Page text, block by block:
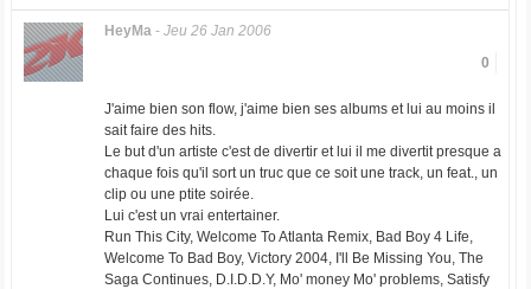
HeyMa- Jeu 26 Jan 2006
0
J'aime bien son flow, j'aime bien ses albums et lui au moins il
sait faire des hits.
Le but d'un artiste c'est de divertir et lui il me divertit presque a
chaque fois qu'il sort un truc que ce soit une track, un feat., un
clip ou une ptite soirée.
Lui c'est un vrai entertainer.
Run This City, Welcome To Atlanta Remix, Bad Boy 4 Life,
Welcome To Bad Boy, Victory 2004, I'll Be Missing You, The
Saga Continues, D.I.D.D.Y, Mo' money Mo' problems, Satisfy